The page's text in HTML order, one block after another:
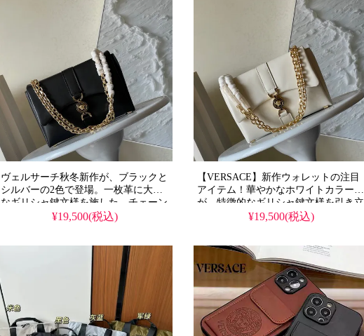
ヴェルサーチ秋冬新作が、ブラックと
シルバーの2色で登場。一枚革に大胆
なギリシャ鍵文様を施した、チェーン
付きの多機能ウォレット。本物に近い
¥19,500(税込)
【VERSACE】新作ウォレットの注目
アイテム！華やかなホワイトカラー
が、特徴的なギリシャ鍵文様を引き立
てます。高級レザー使用で使い勝手も
感を、特別価格でお届けします。
¥19,500(税込)